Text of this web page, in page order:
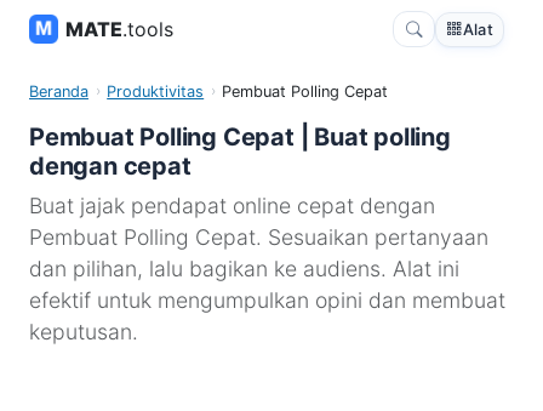
MATE.tools Alat
Beranda Produktivitas Pembuat Polling Cepat
Pembuat Polling Cepat | Buat polling
dengan cepat
Buat jajak pendapat online cepat dengan
Pembuat Polling Cepat. Sesuaikan pertanyaan
dan pilihan, lalu bagikan ke audiens. Alat ini
efektif untuk mengumpulkan opini dan membuat
keputusan.